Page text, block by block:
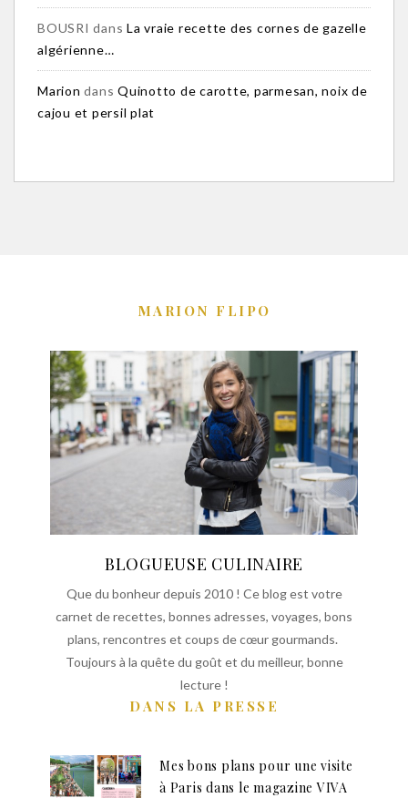
BOUSRI dans La vraie recette des cornes de gazelle
algérienne…
Marion dans Quinotto de carotte, parmesan, noix de
cajou et persil plat
MARION FLIPO
BLOGUEUSE CULINAIRE
Que du bonheur depuis 2010 ! Ce blog est votre
carnet de recettes, bonnes adresses, voyages, bons
plans, rencontres et coups de cœur gourmands.
Toujours à la quête du goût et du meilleur, bonne
lecture !
DANS LA PRESSE
Mes bons plans pour une visite
à Paris dans le magazine VIVA